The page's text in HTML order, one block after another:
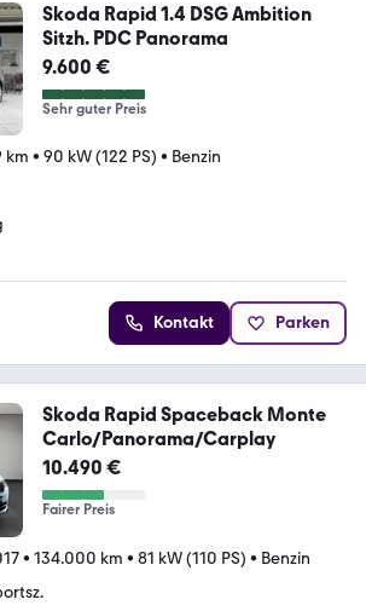
Skoda Rapid 1.4 DSG Ambition
Sitzh. PDC Panorama
9.600 €
Sehr guter Preis
km • 90 kW (122 PS) • Benzin
Kontakt Parken
Skoda Rapid Spaceback Monte
Carlo/Panorama/Carplay
10.490 €
Fairer Preis
• 134.000 km • 81 kW (110 PS) • Benzin